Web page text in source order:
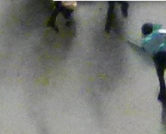
Inserción Social
Integración
Pobreza Severa